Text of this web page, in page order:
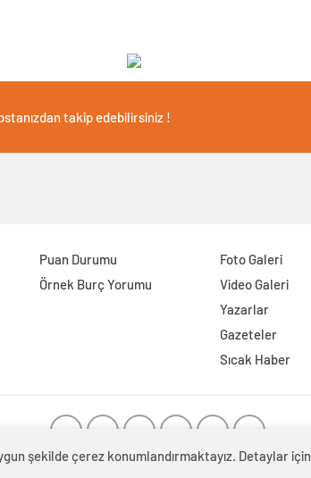
takip edebilirsiniz !
Puan Durumu
Örnek Burç Yorumu
Foto Galeri
Video Galeri
Yazarlar
Gazeteler
Sıcak Haber
şekilde çerez konumlandırmaktayız. Detaylar için